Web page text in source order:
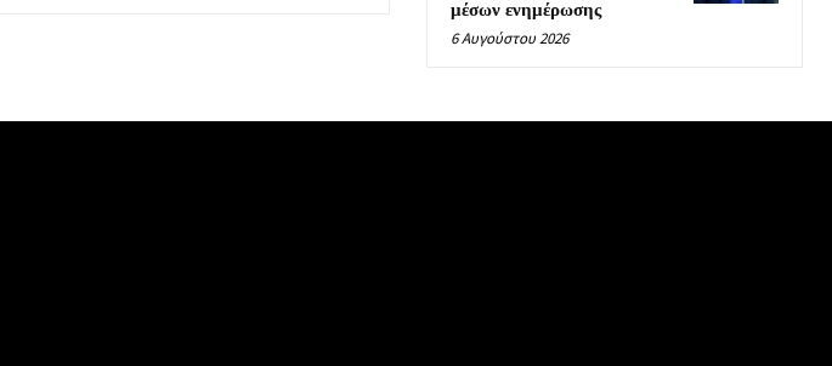
μέσων ενημέρωσης
6 Αυγούστου 2026